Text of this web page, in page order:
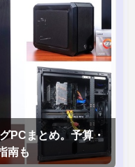
PCまとめ。予算・
南も